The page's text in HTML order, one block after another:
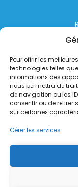
Pour offrir les
technologies telles
informations des
nous permettra de
de navigation ou les
consentir ou de retirer
sur certaines
Gérer les services